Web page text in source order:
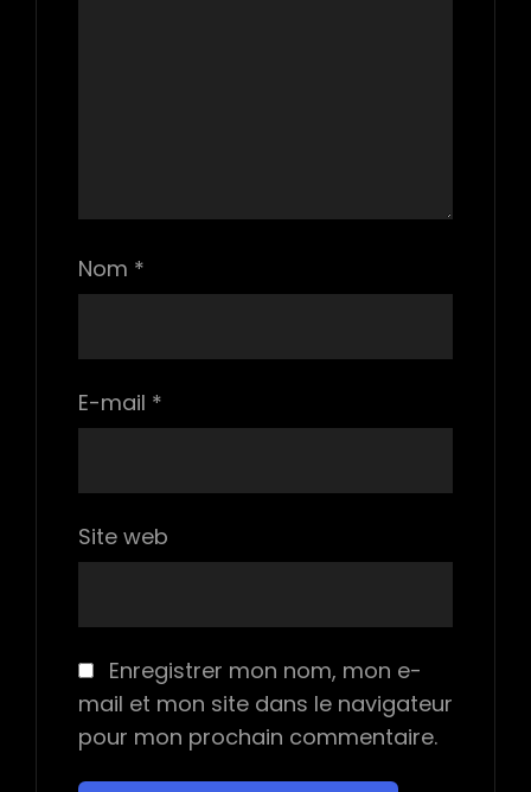
Nom *
E-mail *
Site web
Enregistrer mon nom, mon e-
mail et mon site dans le navigateur
pour mon prochain commentaire.